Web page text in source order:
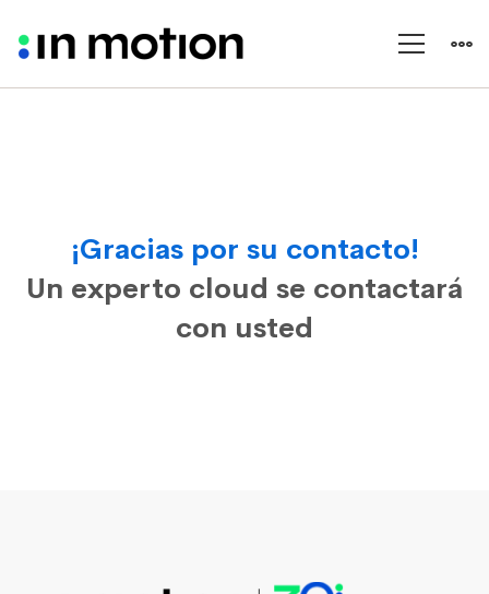
¡Gracias por su contacto!
Un experto cloud se contactará
con usted